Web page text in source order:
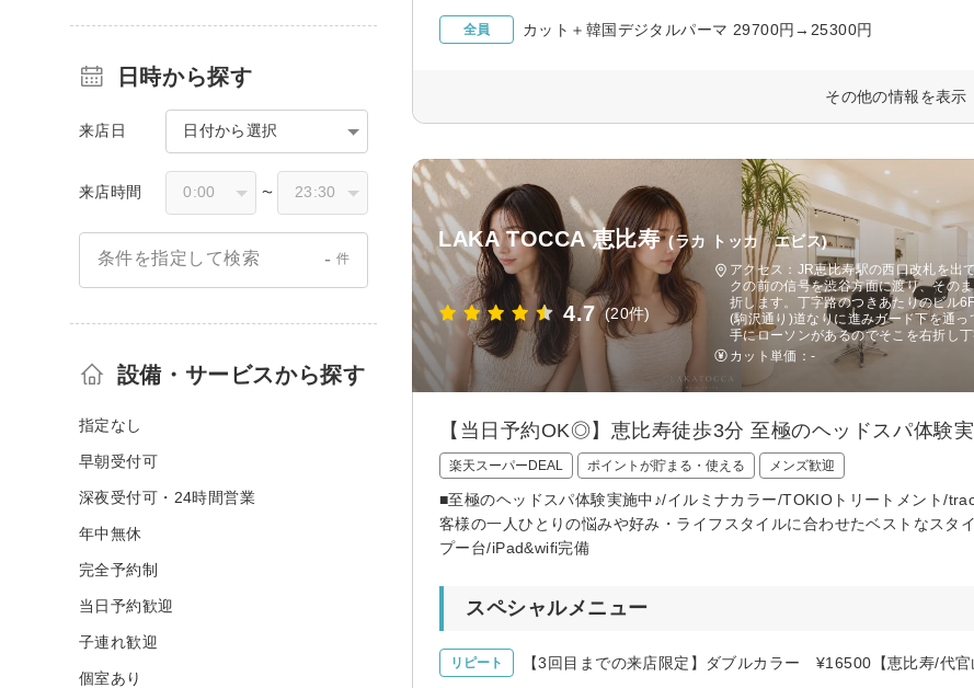
全員 カット＋韓国デジタルパーマ 29700円→25300円
その他の情報を表示
LAKA TOCCA 恵比寿 (ラカ トッカ エビス)
4.7 (20件)
アクセス：JR恵比寿駅の西口改札を出
クの前の信号を渋谷方面に渡り、その
折します。丁字路のつきあたりのビル
(駒沢通り)道なりに進みガード下を通
手にローソンがあるのでそこを右折し
カット単価：-
【当日予約OK◎】恵比寿徒歩3分 至極のヘッドスパ体験
楽天スーパーDEAL ポイントが貯まる・使える メンズ歓迎
■至極のヘッドスパ体験実施中♪/イルミナカラー/TOKIOトリートメント/
客様の一人ひとりの悩みや好み・ライフスタイルに合わせたベストなスタ
プー台/iPad&wifi完備
スペシャルメニュー
リピート 【3回目までの来店限定】ダブルカラー ¥16500【恵比寿/代官
日時から探す
来店日 日付から選択
来店時間 〜
条件を指定して検索 - 件
設備・サービスから探す
指定なし
早朝受付可
深夜受付可・24時間営業
年中無休
完全予約制
当日予約歓迎
子連れ歓迎
個室あり